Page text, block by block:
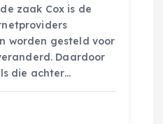
zaak Cox is de
worden gesteld voor
Daardoor
die achter…